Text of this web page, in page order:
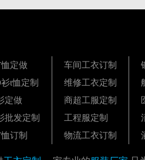
定做
t恤定制
定做
批发定制
订制
车间工衣订制
维修工衣定制
商超工服定制
工程服定制
物流工衣订制